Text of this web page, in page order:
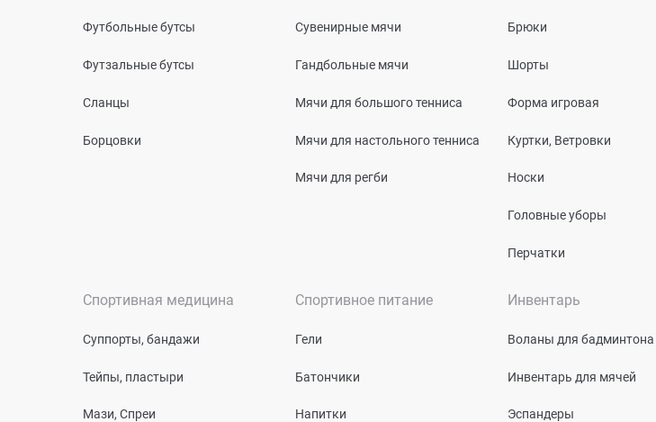
Футбольные бутсы
Футзальные бутсы
Сланцы
Борцовки
Сувенирные мячи
Гандбольные мячи
Мячи для большого тенниса
Мячи для настольного тенниса
Мячи для регби
Брюки
Шорты
Форма игровая
Куртки, Ветровки
Носки
Головные уборы
Перчатки
Спортивная медицина
Суппорты, бандажи
Тейпы, пластыри
Мази, Спреи
Спортивное питание
Гели
Батончики
Напитки
Инвентарь
Воланы для бадминтона
Инвентарь для мячей
Эспандеры